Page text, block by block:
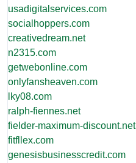
usadigitalservices.com
socialhoppers.com
creativedream.net
n2315.com
getwebonline.com
onlyfansheaven.com
lky08.com
ralph-fiennes.net
fielder-maximum-discount.net
fitfllex.com
genesisbusinesscredit.com